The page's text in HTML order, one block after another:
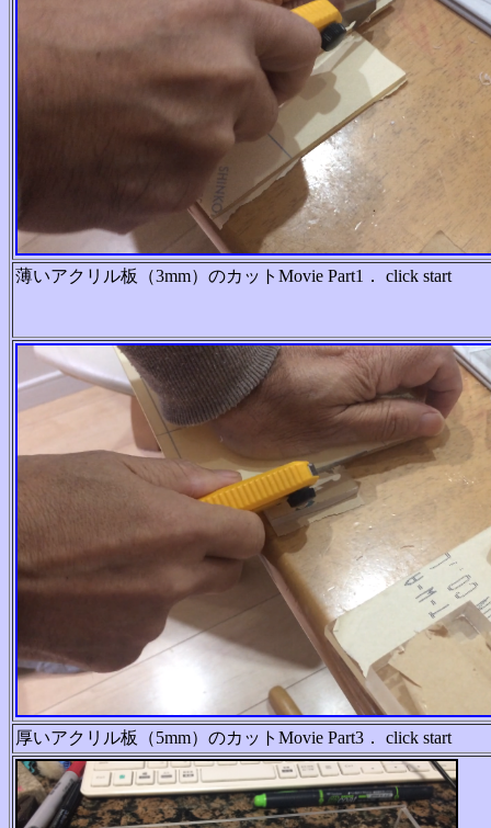
薄いアクリル板（3mm）のカットMovie Part1． click start
厚いアクリル板（5mm）のカットMovie Part3． click start